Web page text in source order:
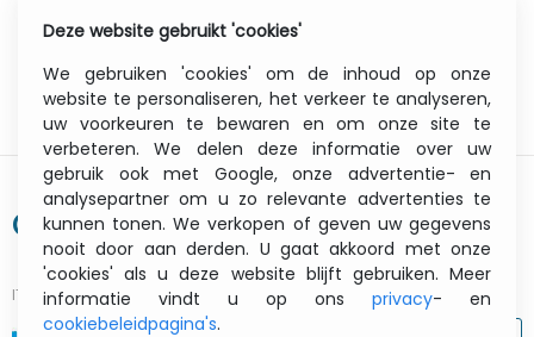
Cisco Webex Desk - Carbon Black
ITCurry #:0918W977| Article #: CS-DESK-C-K9
Deze website gebruikt 'cookies'
We gebruiken 'cookies' om de inhoud op onze
website te personaliseren, het verkeer te analyseren,
uw voorkeuren te bewaren en om onze site te
verbeteren. We delen deze informatie over uw
gebruik ook met Google, onze advertentie- en
analysepartner om u zo relevante advertenties te
kunnen tonen. We verkopen of geven uw gegevens
nooit door aan derden. U gaat akkoord met onze
'cookies' als u deze website blijft gebruiken. Meer
informatie vindt u op ons privacy- en
cookiebeleidpagina's.